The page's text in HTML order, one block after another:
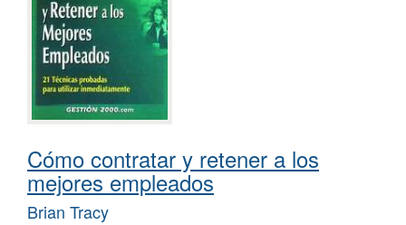
Cómo contratar y retener a los
mejores empleados
Brian Tracy